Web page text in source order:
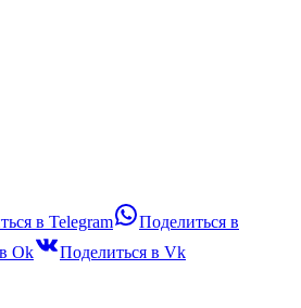
в Telegram
Поделиться в
Ok
Поделиться в Vk